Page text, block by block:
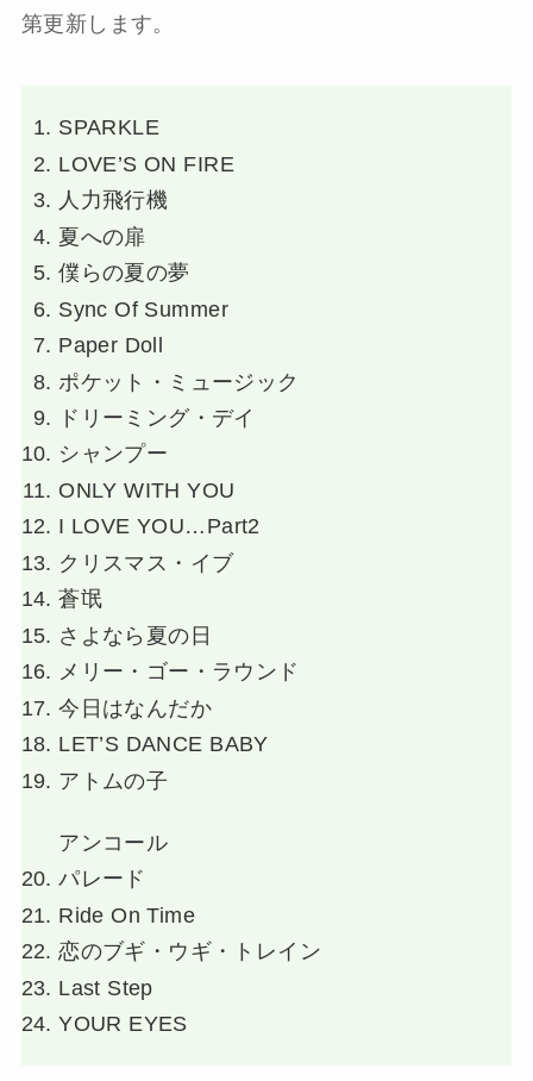
第更新します。
SPARKLE
LOVE’S ON FIRE
人力飛行機
夏への扉
僕らの夏の夢
Sync Of Summer
Paper Doll
ポケット・ミュージック
ドリーミング・デイ
シャンプー
ONLY WITH YOU
I LOVE YOU…Part2
クリスマス・イブ
蒼氓
さよなら夏の日
メリー・ゴー・ラウンド
今日はなんだか
LET’S DANCE BABY
アトムの子
アンコール
パレード
Ride On Time
恋のブギ・ウギ・トレイン
Last Step
YOUR EYES